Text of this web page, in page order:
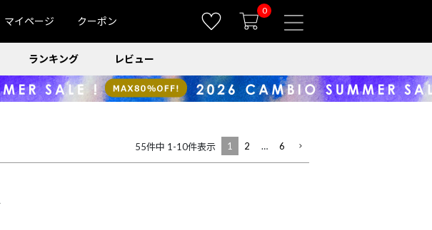
マイページ クーポン
0
ランキング レビュー
55件中 1 -10件表示 1 2 … 6